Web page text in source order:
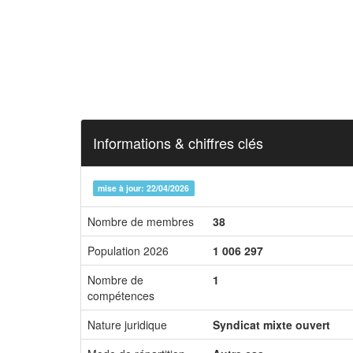
Informations & chiffres clés
mise à jour: 22/04/2026
Nombre de membres 38
Population 2026
1 006 297
Nombre de
compétences
1
Nature juridique
Syndicat mixte ouvert